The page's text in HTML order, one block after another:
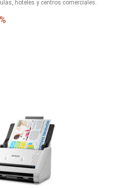
hoteles y centros comerciales.